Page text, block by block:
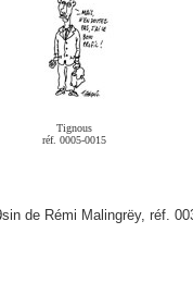
Tignous
réf. 0005-0015